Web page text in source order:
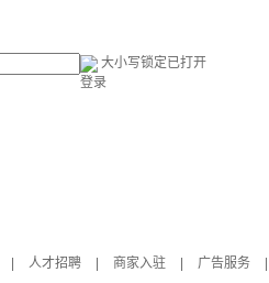
大小写锁定已打开
登录
人才招聘 商家入驻 广告服务